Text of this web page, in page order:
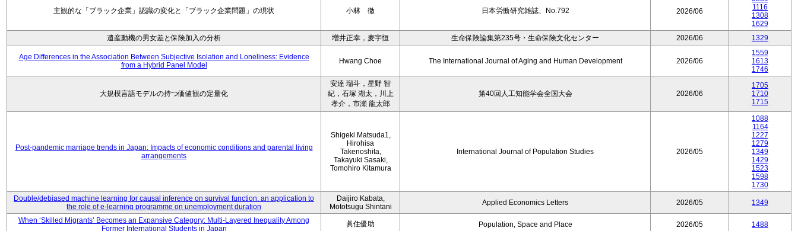
主観的な「ブラック企業」認識の変化と「ブラック企業問題」の現状 小林 徹 日本労働研究雑誌、No.792 2026/06
1116
1308
1629
遺産動機の男女差と保険加入の分析
増井正幸，麦宇恒 生命保険論集第235号・生命保険文化センター 2026/06 1329
Age Differences in the Association Between Subjective Isolation and Loneliness: Evidence
from a Hybrid Panel Model
Hwang Choe The International Journal of Aging and Human Development 2026/06
1559
1613
1746
大規模言語モデルの持つ価値観の定量化
安達 瑠斗，星野 智
紀，石塚 湖太，川上
孝介，市瀬 龍太郎
第40回人工知能学会全国大会 2026/06
1705
1710
1715
Post-pandemic marriage trends in Japan: Impacts of economic conditions and parental living
arrangements
Shigeki Matsuda1,
Hirohisa
Takenoshita,
Takayuki Sasaki,
Tomohiro Kitamura
International Journal of Population Studies 2026/05
1088
1164
1227
1279
1349
1429
1523
1598
1730
Double/debiased machine learning for causal inference on survival function: an application to
the role of e-learning programme on unemployment duration
Daijiro Kabata,
Mototsugu Shintani
Applied Economics Letters 2026/05 1349
When ‘Skilled Migrants’ Becomes an Expansive Category: Multi-Layered Inequality Among
Former International Students in Japan
眞住優助 Population, Space and Place 2026/05 1488